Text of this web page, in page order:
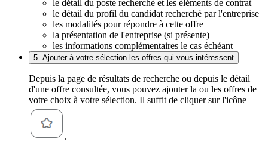
le détail du poste recherché et les éléments de contrat
le détail du profil du candidat recherché par l'entreprise
les modalités pour répondre à cette offre
la présentation de l'entreprise (si présente)
les informations complémentaires le cas échéant
5. Ajouter à votre sélection les offres qui vous intéressent
Depuis la page de résultats de recherche ou depuis le détail
d'une offre consultée, vous pouvez ajouter la ou les offres de
votre choix à votre sélection. Il suffit de cliquer sur l'icône
.